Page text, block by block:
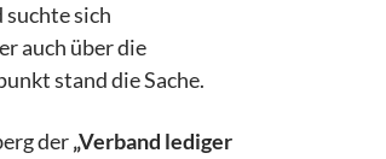
sich
auch über die
stand die Sache.
der„Verband lediger